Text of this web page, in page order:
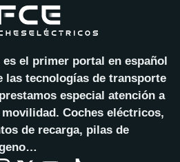
el primer portal en español
las tecnologías de transporte
especial atención a
movilidad. Coches eléctricos,
de recarga, pilas de